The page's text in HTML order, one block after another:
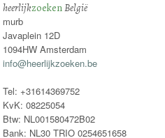
heerlijkzoekenBelgië
murb
Javaplein 12D
1094HW Amsterdam
info@heerlijkzoeken.be
Tel: +31614369752
KvK: 08225054
Btw: NL001580472B02
Bank: NL30 TRIO 0254651658